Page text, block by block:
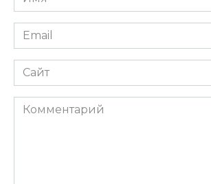
*
Email
*
Сайт
Комментарий